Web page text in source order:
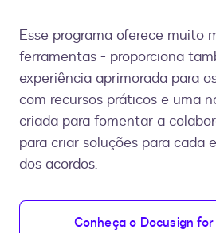
Esse programa oferece muito
ferramentas - proporciona
experiência aprimorada para
com recursos práticos e uma
criada para fomentar a
para criar soluções para cada
dos acordos.
Conheça o Docusign